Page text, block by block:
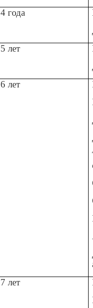
4 года
5 лет
6 лет
7 лет